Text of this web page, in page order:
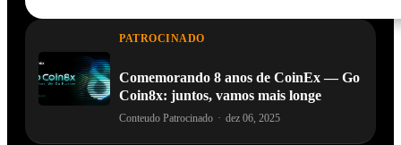
PATROCINADO
Comemorando 8 anos de CoinEx — Go
Coin8x: juntos, vamos mais longe
Conteudo Patrocinado · dez 06, 2025